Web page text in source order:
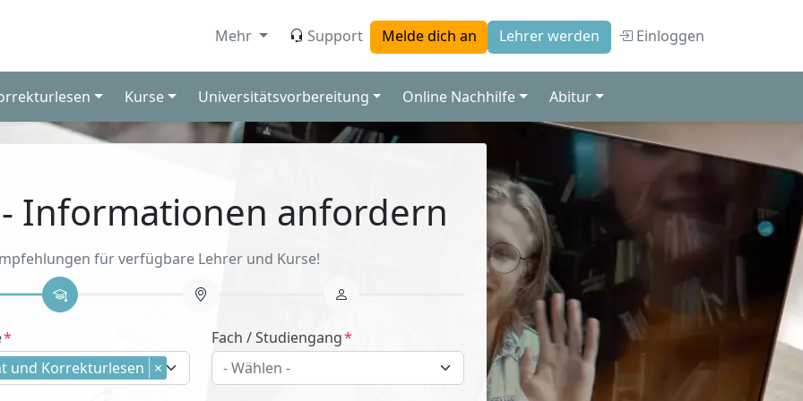
Mehr Support Melde dich an Lehrer werden Einloggen
Kurse Universitätsvorbereitung Online Nachhilfe Abitur
Informationen anfordern
für verfügbare Lehrer und Kurse!
und Korrekturlesen ×
Fach / Studiengang